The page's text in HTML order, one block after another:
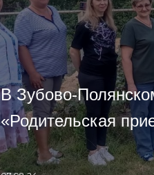
В Зубово-
«Родительская